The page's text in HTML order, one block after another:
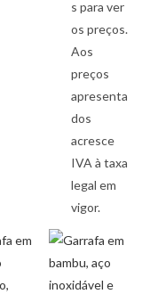
s para ver
os preços.
Aos
preços
apresenta
dos
acresce
IVA à taxa
legal em
vigor.